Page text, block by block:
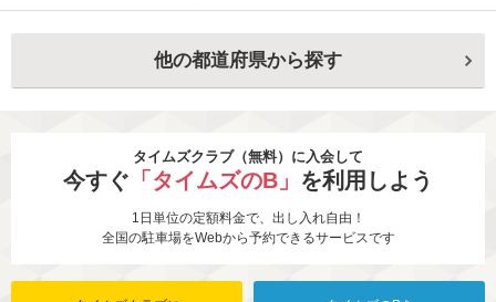
他の都道府県から探す
タイムズクラブ（無料）に入会して
今すぐ 「タイムズのB」 を利用しよう
1日単位の定額料金で、出し入れ自由！
全国の駐車場をWebから予約できるサービスです